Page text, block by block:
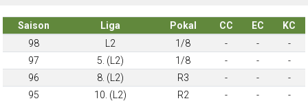
Saison Liga Pokal CC EC
KC
98
L2 1/8 - -
-
97
5. (L2) 1/8 - -
-
96
8. (L2) R3 - -
-
95
10. (L2) R2 - -
-